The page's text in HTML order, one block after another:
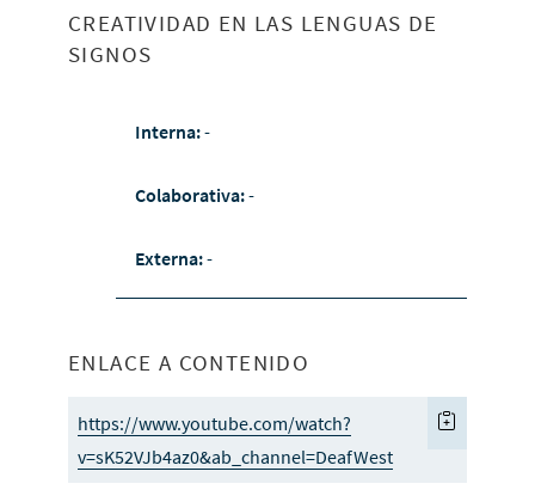
CREATIVIDAD EN LAS LENGUAS DE
SIGNOS
Interna:-
Colaborativa:-
Externa:-
ENLACE A CONTENIDO
https://www.youtube.com/watch?
v=sK52VJb4az0&ab_channel=DeafWest